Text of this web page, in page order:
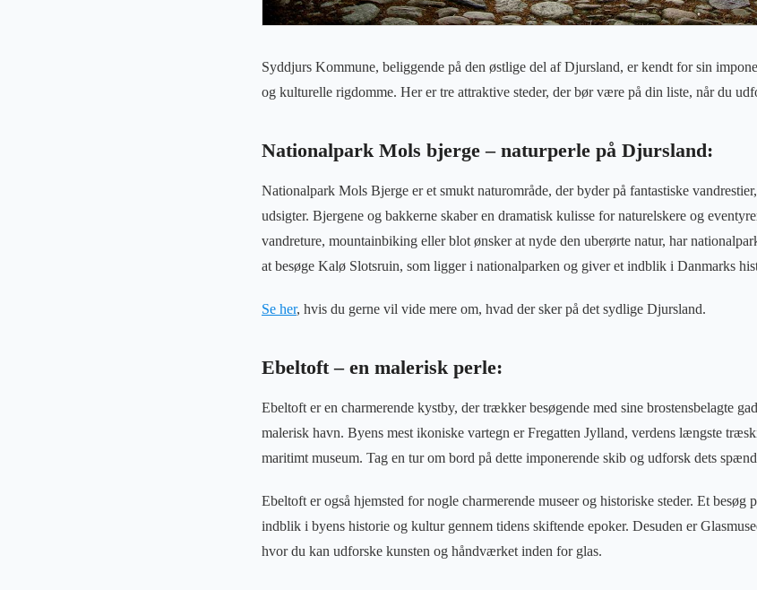
Syddjurs Kommune, beliggende på den østlige del af Djursland, er kendt for sin
og kulturelle rigdomme. Her er tre attraktive steder, der bør være på din liste, når du
Nationalpark Mols bjerge – naturperle på Djursland:
Nationalpark Mols Bjerge er et smukt naturområde, der byder på fantastiske
udsigter. Bjergene og bakkerne skaber en dramatisk kulisse for naturelskere og
vandreture, mountainbiking eller blot ønsker at nyde den uberørte natur, har
at besøge Kalø Slotsruin, som ligger i nationalparken og giver et indblik i Danmarks
Se her, hvis du gerne vil vide mere om, hvad der sker på det sydlige Djursland.
Ebeltoft – en malerisk perle:
Ebeltoft er en charmerende kystby, der trækker besøgende med sine brostensbelagte
malerisk havn. Byens mest ikoniske vartegn er Fregatten Jylland, verdens længste
maritimt museum. Tag en tur om bord på dette imponerende skib og udforsk dets
Ebeltoft er også hjemsted for nogle charmerende museer og historiske steder. Et
indblik i byens historie og kultur gennem tidens skiftende epoker. Desuden er
hvor du kan udforske kunsten og håndværket inden for glas.